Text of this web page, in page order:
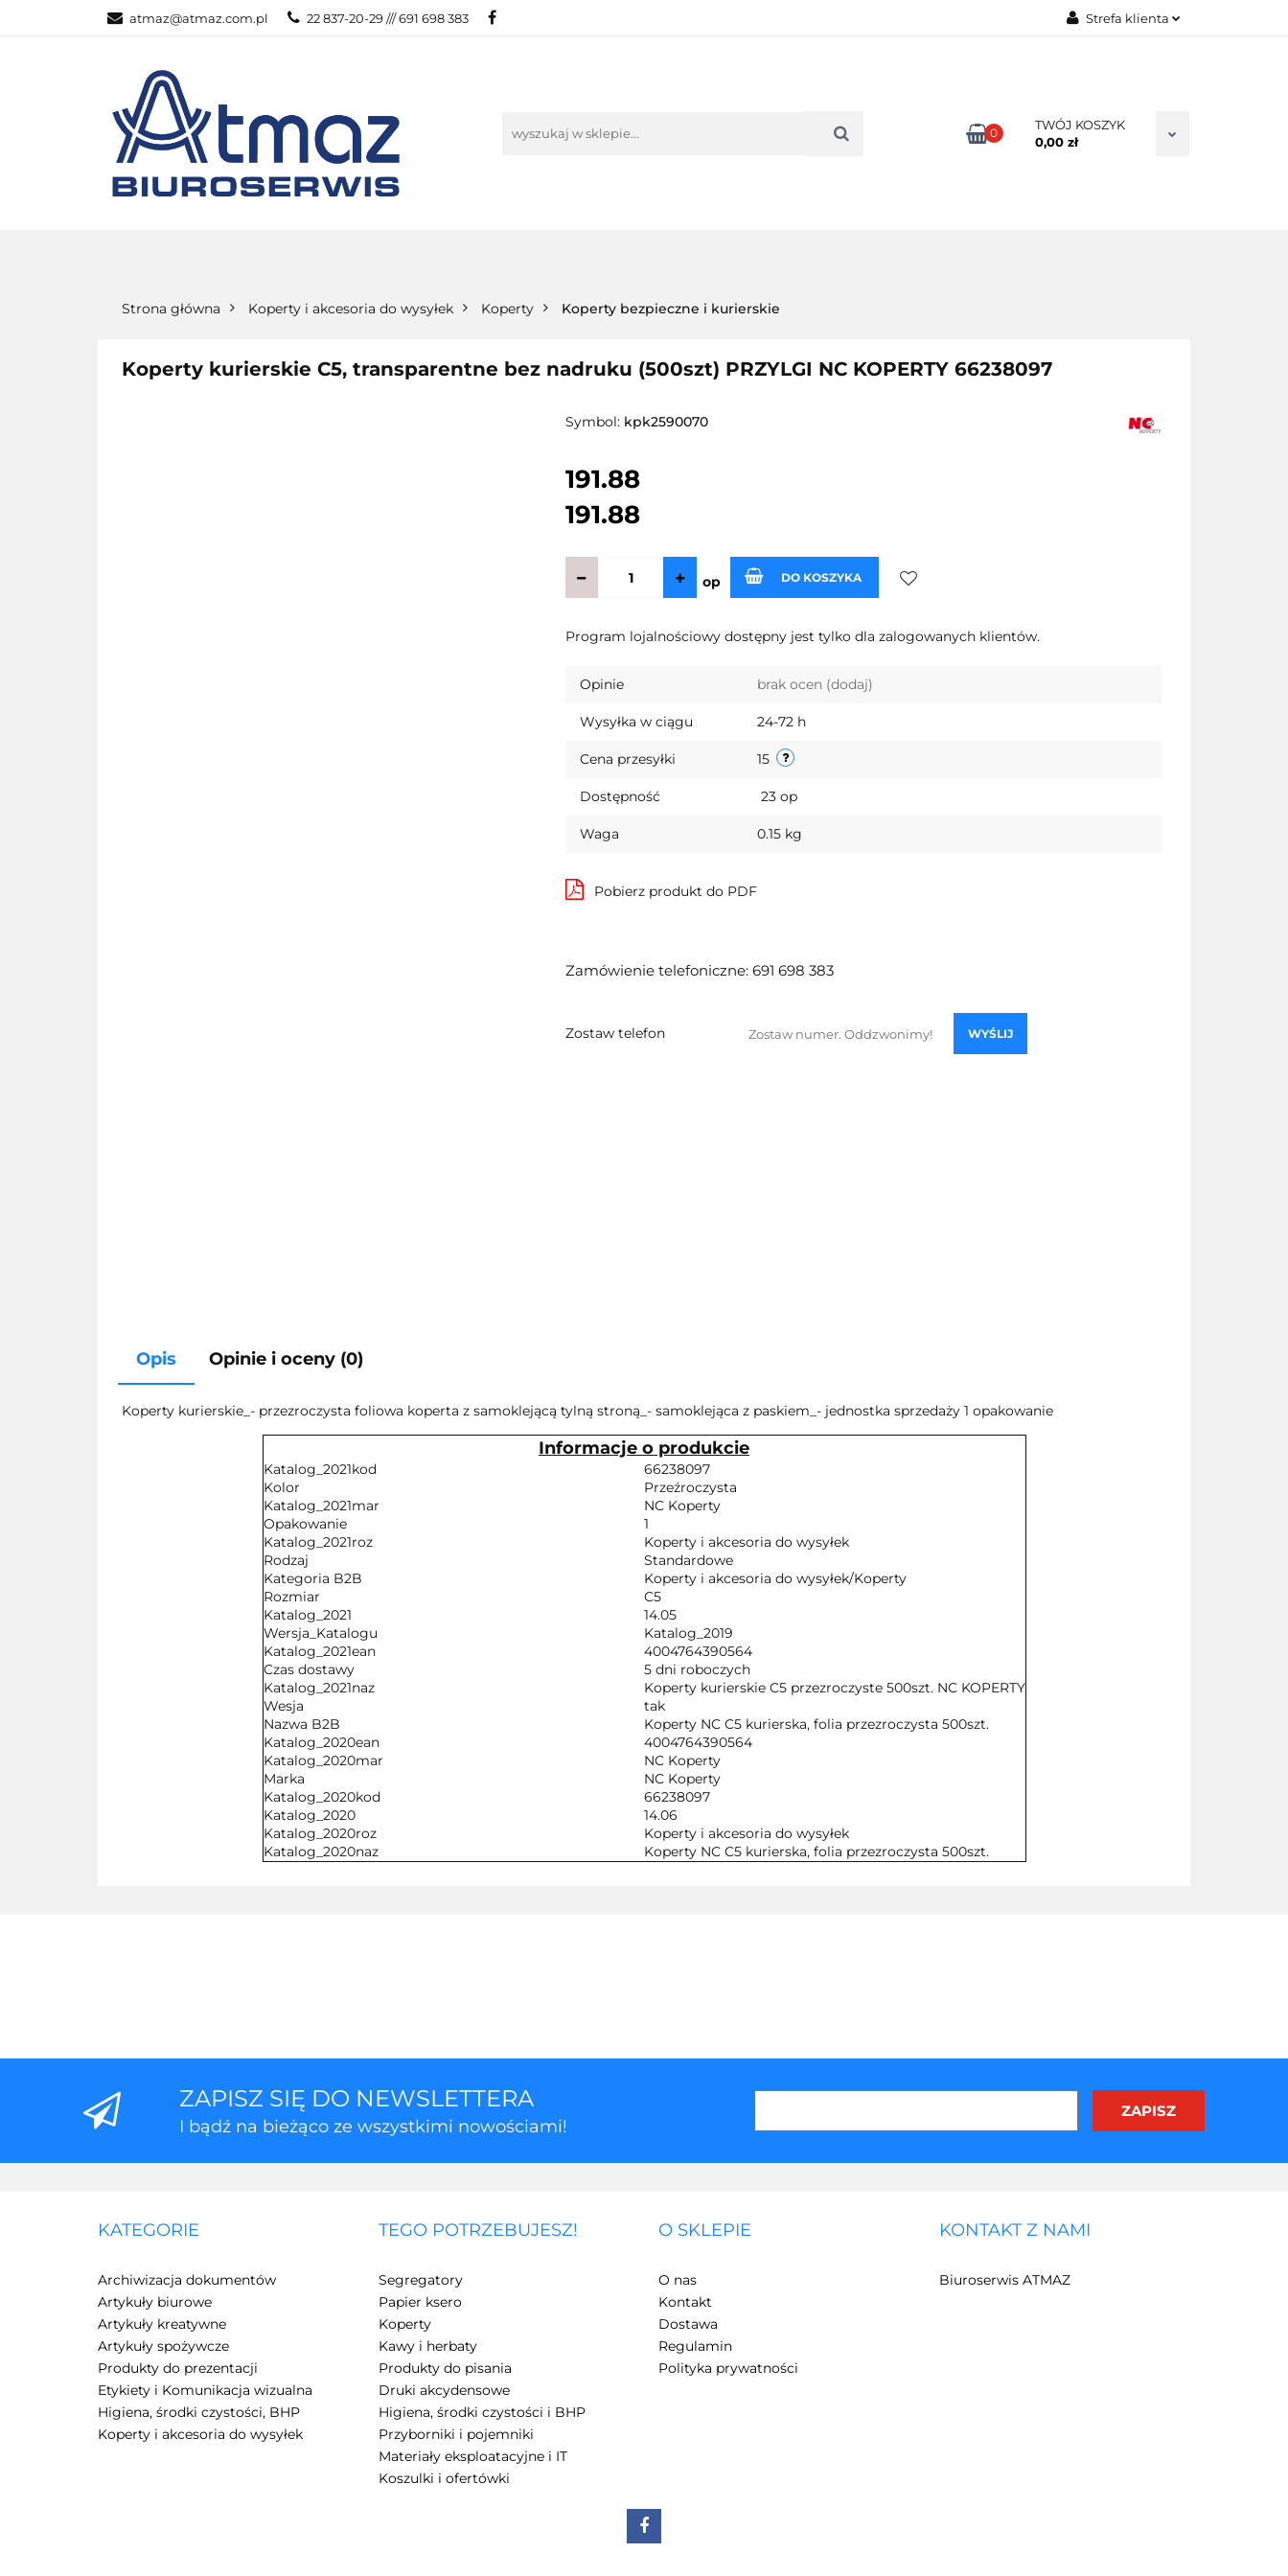
atmaz@atmaz.com.pl 22 837-20-29 /// 691 698 383 Strefa klienta
Dodaj zgłoszenie
0
TWÓJ KOSZYK
0,00 zł
Strona główna Koperty i akcesoria do wysyłek Koperty Koperty bezpieczne i kurierskie
Koperty kurierskie C5, transparentne bez nadruku (500szt) PRZYLGI NC KOPERTY 66238097
Symbol: kpk2590070
191.88
191.88
op DO KOSZYKA
Program lojalnościowy dostępny jest tylko dla zalogowanych klientów.
Opinie brak ocen (dodaj)
Wysyłka w ciągu 24-72 h
Cena przesyłki 15
Dostępność 23 op
Waga 0.15 kg
Pobierz produkt do PDF
Zamówienie telefoniczne: 691 698 383
Zostaw telefon WYŚLIJ
Opis Opinie i oceny (0)
Koperty kurierskie_- przezroczysta foliowa koperta z samoklejącą tylną stroną_- samoklejąca z paskiem_- jednostka sprzedaży 1 opakowanie
Informacje o produkcie
Katalog_2021kod
66238097
Kolor
Przeźroczysta
Katalog_2021mar
NC Koperty
Opakowanie
1
Katalog_2021roz
Koperty i akcesoria do wysyłek
Rodzaj
Standardowe
Kategoria B2B
Koperty i akcesoria do wysyłek/Koperty
Rozmiar
C5
Katalog_2021
14.05
Wersja_Katalogu
Katalog_2019
Katalog_2021ean
4004764390564
Czas dostawy
5 dni roboczych
Katalog_2021naz
Koperty kurierskie C5 przezroczyste 500szt. NC KOPERTY
Wesja
tak
Nazwa B2B
Koperty NC C5 kurierska, folia przezroczysta 500szt.
Katalog_2020ean
4004764390564
Katalog_2020mar
NC Koperty
Marka
NC Koperty
Katalog_2020kod
66238097
Katalog_2020
14.06
Katalog_2020roz
Koperty i akcesoria do wysyłek
Katalog_2020naz
Koperty NC C5 kurierska, folia przezroczysta 500szt.
ZAPISZ SIĘ DO NEWSLETTERA
I bądź na bieżąco ze wszystkimi nowościami!
KATEGORIE
Archiwizacja dokumentów
Artykuły biurowe
Artykuły kreatywne
Artykuły spożywcze
Produkty do prezentacji
Etykiety i Komunikacja wizualna
Higiena, środki czystości, BHP
Koperty i akcesoria do wysyłek
TEGO POTRZEBUJESZ!
Segregatory
Papier ksero
Koperty
Kawy i herbaty
Produkty do pisania
Druki akcydensowe
Higiena, środki czystości i BHP
Przyborniki i pojemniki
Materiały eksploatacyjne i IT
Koszulki i ofertówki
O SKLEPIE
O nas
Kontakt
Dostawa
Regulamin
Polityka prywatności
KONTAKT Z NAMI
Biuroserwis ATMAZ